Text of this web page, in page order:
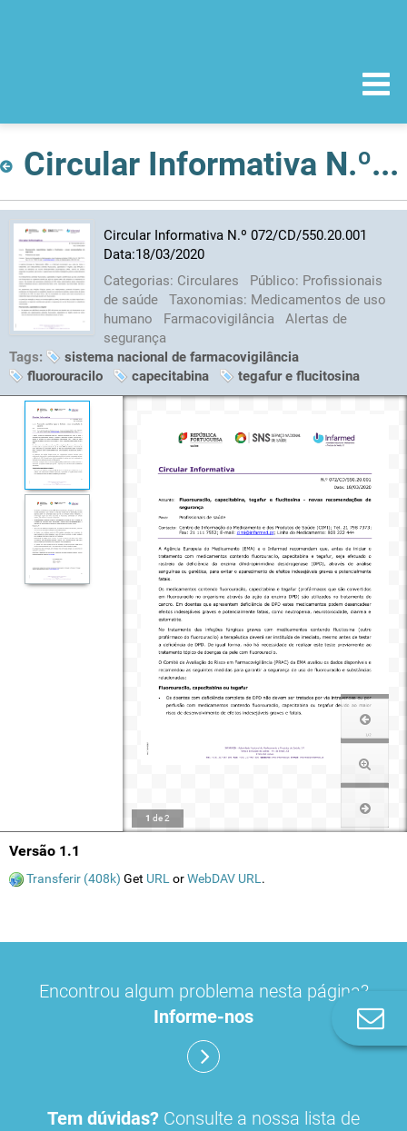
Circular Informativa N.º 072/CD/550.20.001 Data:18/03/2020
Circular Informativa N.º 072/CD/550.20.001
Data:18/03/2020
Categorias: Circulares Público: Profissionais
de saúde
Taxonomias: Medicamentos de uso
humano
Farmacovigilância
Alertas de
segurança
Tags:
sistema nacional de farmacovigilância
fluorouracilo
capecitabina tegafur e flucitosina
1 de2
Versão 1.1
Transferir (408k) Get URL orWebDAV URL .
Encontrou algum problema nesta página?
Informe-nos
Tem dúvidas? Consulte a nossa lista de